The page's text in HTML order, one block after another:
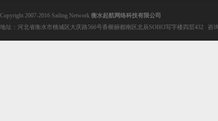
Copyright 2007-2016 Sailing Network 衡水起航网络科技有限公司
地址：河北省衡水市桃城区大庆路566号香榭丽都南区北辰SOHO写字楼四层432